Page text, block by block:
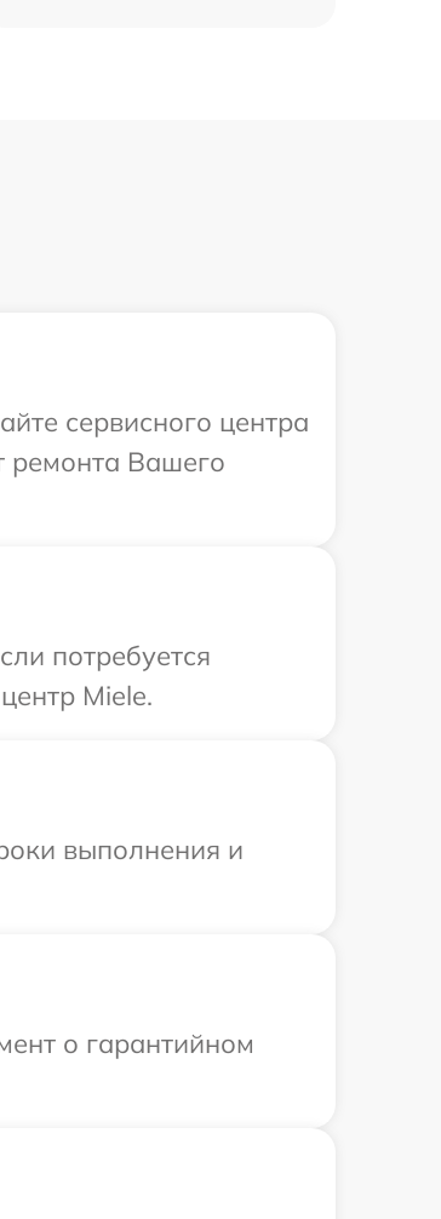
сервисного центра
ремонта Вашего
потребуется
Miele.
выполнения и
о гарантийном